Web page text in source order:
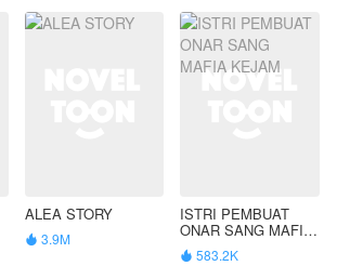
ALEA STORY
 3.9M
ISTRI PEMBUAT
ONAR SANG MAFIA
KEJAM
 583.2K